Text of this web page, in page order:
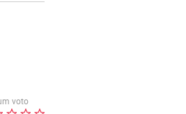
voto